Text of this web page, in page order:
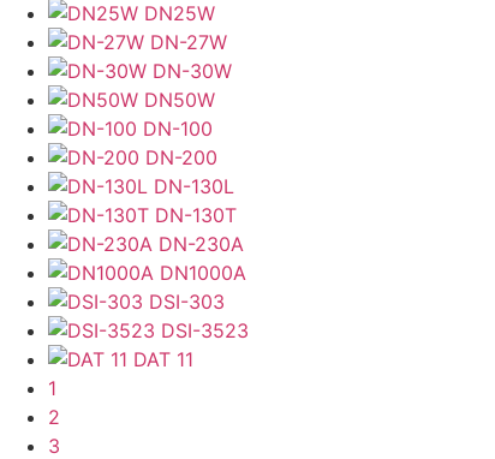
DN25W
DN-27W
DN-30W
DN50W
DN-100
DN-200
DN-130L
DN-130T
DN-230A
DN1000A
DSI-303
DSI-3523
DAT 11
1
2
3